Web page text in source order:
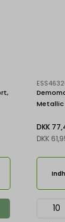
Metallic
DKK
DKK